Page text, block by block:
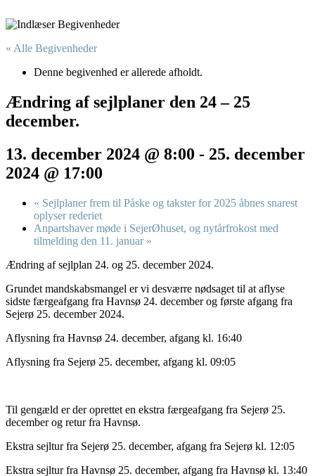
« Alle Begivenheder
Denne begivenhed er allerede afholdt.
Ændring af sejlplaner den 24 – 25
december.
13. december 2024 @ 8:00 - 25. december
2024 @ 17:00
« Sejlplaner frem til Påske og takster for 2025 åbnes snarest
oplyser rederiet
Anpartshaver møde i SejerØhuset, og nytårfrokost med
tilmelding den 11. januar »
Ændring af sejlplan 24. og 25. december 2024.
Grundet mandskabsmangel er vi desværre nødsaget til at aflyse
sidste færgeafgang fra Havnsø 24. december og første afgang fra
Sejerø 25. december 2024.
Aflysning fra Havnsø 24. december, afgang kl. 16:40
Aflysning fra Sejerø 25. december, afgang kl. 09:05
Til gengæld er der oprettet en ekstra færgeafgang fra Sejerø 25.
december og retur fra Havnsø.
Ekstra sejltur fra Sejerø 25. december, afgang fra Sejerø kl. 12:05
Ekstra sejltur fra Havnsø 25. december, afgang fra Havnsø kl. 13:40